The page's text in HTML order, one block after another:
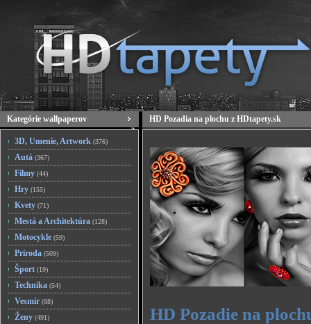
Kategórie wallpaperov
3D, Umenie, Artwork (376)
Autá (367)
Filmy (44)
Hry (155)
Kvety (71)
Mestá a Architektúra (128)
Motocykle (59)
Príroda (509)
Šport (19)
Technika (54)
Vesmír (88)
Ženy (491)
HD Pozadia na plochu z HDtapety.sk
HD Pozadie na